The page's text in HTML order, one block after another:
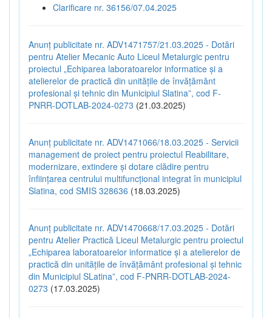
Clarificare nr. 36156/07.04.2025
Anunț publicitate nr. ADV1471757/21.03.2025 - Dotări
pentru Atelier Mecanic Auto Liceul Metalurgic pentru
proiectul „Echiparea laboratoarelor informatice și a
atelierelor de practică din unitățile de învățământ
profesional și tehnic din Municipiul Slatina”, cod F-
PNRR-DOTLAB-2024-0273 (21.03.2025)
Anunț publicitate nr. ADV1471066/18.03.2025 - Servicii
management de proiect pentru proiectul Reabilitare,
modernizare, extindere și dotare clădire pentru
înființarea centrului multifuncțional integrat în municipiul
Slatina, cod SMIS 328636 (18.03.2025)
Anunț publicitate nr. ADV1470668/17.03.2025 - Dotări
pentru Atelier Practică Liceul Metalurgic pentru proiectul
„Echiparea laboratoarelor informatice și a atelierelor de
practică din unitățile de învățământ profesional și tehnic
din Municipiul SLatina”, cod F-PNRR-DOTLAB-2024-
0273 (17.03.2025)